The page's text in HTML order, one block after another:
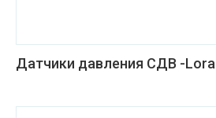
Датчики давления СДВ -Lora